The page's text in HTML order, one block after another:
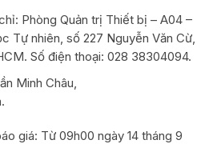
Phòng Quản trị Thiết bị – A04 –
Tự nhiên, số 227 Nguyễn Văn Cừ,
Số điện thoại: 028 38304094.
Minh Châu,
giá: Từ 09h00 ngày 14 tháng 9